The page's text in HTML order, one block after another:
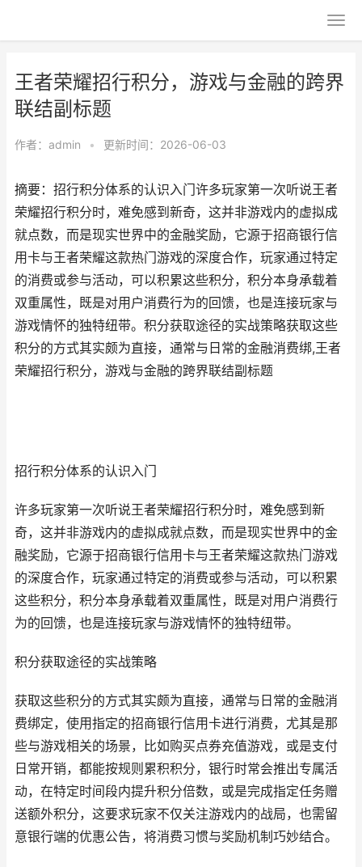
王者荣耀招行积分，游戏与金融的跨界
联结副标题
作者： admin • 更新时间：2026-06-03
摘要：招行积分体系的认识入门许多玩家第一次听说王者
荣耀招行积分时，难免感到新奇，这并非游戏内的虚拟成
就点数，而是现实世界中的金融奖励，它源于招商银行信
用卡与王者荣耀这款热门游戏的深度合作，玩家通过特定
的消费或参与活动，可以积累这些积分，积分本身承载着
双重属性，既是对用户消费行为的回馈，也是连接玩家与
游戏情怀的独特纽带。积分获取途径的实战策略获取这些
积分的方式其实颇为直接，通常与日常的金融消费绑,王者
荣耀招行积分，游戏与金融的跨界联结副标题
招行积分体系的认识入门
许多玩家第一次听说王者荣耀招行积分时，难免感到新
奇，这并非游戏内的虚拟成就点数，而是现实世界中的金
融奖励，它源于招商银行信用卡与王者荣耀这款热门游戏
的深度合作，玩家通过特定的消费或参与活动，可以积累
这些积分，积分本身承载着双重属性，既是对用户消费行
为的回馈，也是连接玩家与游戏情怀的独特纽带。
积分获取途径的实战策略
获取这些积分的方式其实颇为直接，通常与日常的金融消
费绑定，使用指定的招商银行信用卡进行消费，尤其是那
些与游戏相关的场景，比如购买点券充值游戏，或是支付
日常开销，都能按规则累积积分，银行时常会推出专属活
动，在特定时间段内提升积分倍数，或是完成指定任务赠
送额外积分，这要求玩家不仅关注游戏内的战局，也需留
意银行端的优惠公告，将消费习惯与奖励机制巧妙结合。